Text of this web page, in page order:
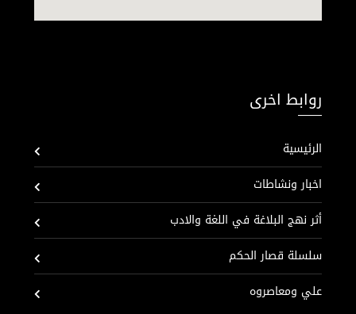
روابط اخرى
الرئيسية
اخبار ونشاطات
أثر نهج البلاغة في اللغة والادب
سلسلة قصار الحكم
علي ومعاصروه